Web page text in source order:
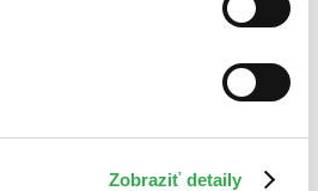
Zobraziť detaily